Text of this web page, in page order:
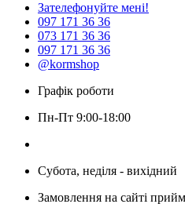
Зателефонуйте мені!
097 171 36 36
073 171 36 36
097 171 36 36
@kormshop
Графік роботи
Пн-Пт 9:00-18:00
Субота, неділя - вихідний
Замовлення на сайті